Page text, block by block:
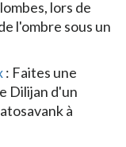
lors de
l'ombre sous un
: Faites une
Dilijan d'un
à